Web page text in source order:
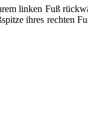
linken Fuß
ihres rechten